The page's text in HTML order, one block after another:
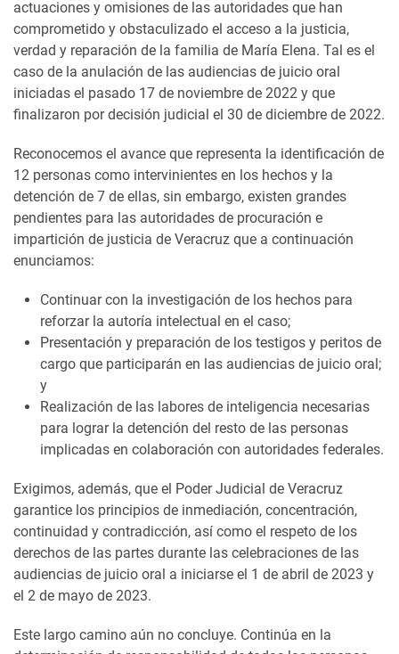
actuaciones y omisiones de las autoridades que han
comprometido y obstaculizado el acceso a la justicia,
verdad y reparación de la familia de María Elena. Tal es el
caso de la anulación de las audiencias de juicio oral
iniciadas el pasado 17 de noviembre de 2022 y que
finalizaron por decisión judicial el 30 de diciembre de 2022.
Reconocemos el avance que representa la identificación de
12 personas como intervinientes en los hechos y la
detención de 7 de ellas, sin embargo, existen grandes
pendientes para las autoridades de procuración e
impartición de justicia de Veracruz que a continuación
enunciamos:
Continuar con la investigación de los hechos para
reforzar la autoría intelectual en el caso;
Presentación y preparación de los testigos y peritos de
cargo que participarán en las audiencias de juicio oral;
y
Realización de las labores de inteligencia necesarias
para lograr la detención del resto de las personas
implicadas en colaboración con autoridades federales.
Exigimos, además, que el Poder Judicial de Veracruz
garantice los principios de inmediación, concentración,
continuidad y contradicción, así como el respeto de los
derechos de las partes durante las celebraciones de las
audiencias de juicio oral a iniciarse el 1 de abril de 2023 y
el 2 de mayo de 2023.
Este largo camino aún no concluye. Continúa en la